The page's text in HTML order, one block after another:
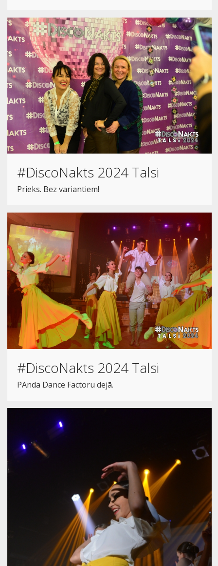
#DiscoNakts 2024 Talsi
Prieks. Bez variantiem!
#DiscoNakts 2024 Talsi
PAnda Dance Factoru dejā.